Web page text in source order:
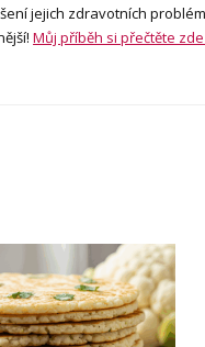
jejich zdravotních
Můj příběh si přečtěte